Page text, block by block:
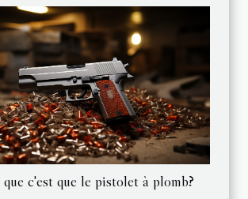
c'est que le pistolet à plomb?